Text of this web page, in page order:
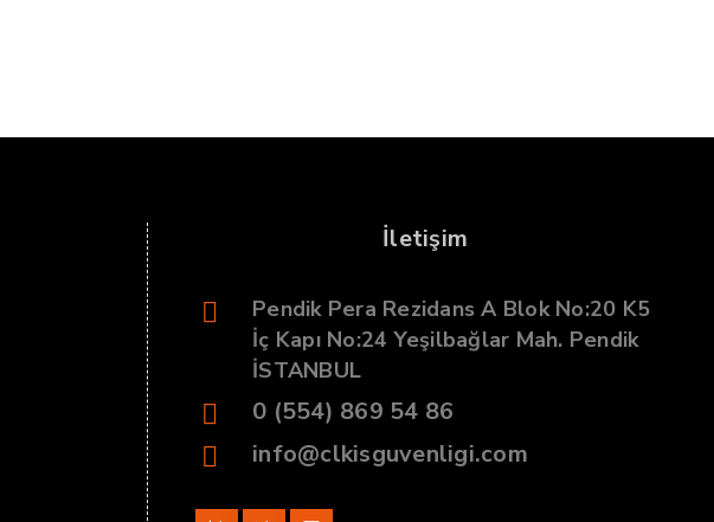
İletişim
Pendik Pera Rezidans A Blok No:20 K5
İç Kapı No:24 Yeşilbağlar Mah. Pendik
İSTANBUL
0 (554) 869 54 86
info@clkisguvenligi.com